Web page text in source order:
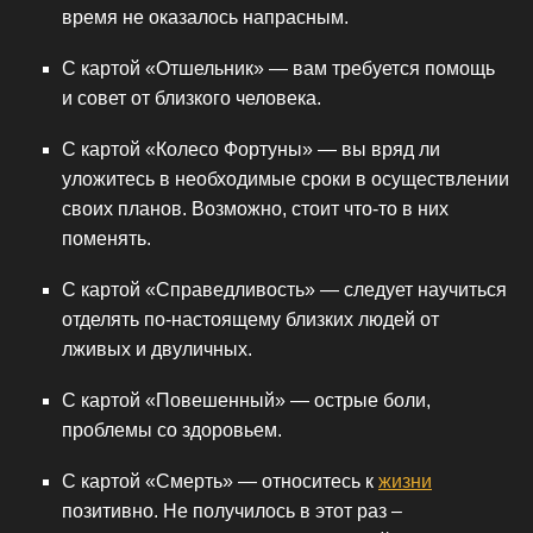
время не оказалось напрасным.
С картой «Отшельник» — вам требуется помощь
и совет от близкого человека.
С картой «Колесо Фортуны» — вы вряд ли
уложитесь в необходимые сроки в осуществлении
своих планов. Возможно, стоит что-то в них
поменять.
С картой «Справедливость» — следует научиться
отделять по-настоящему близких людей от
лживых и двуличных.
С картой «Повешенный» — острые боли,
проблемы со здоровьем.
С картой «Смерть» — относитесь к жизни
позитивно. Не получилось в этот раз –